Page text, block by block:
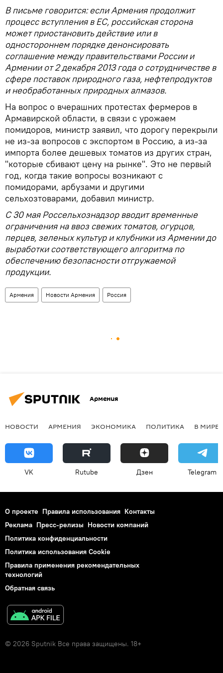
В письме говорится: если Армения продолжит
процесс вступления в ЕС, российская сторона
может приостановить действие или в
одностороннем порядке денонсировать
соглашение между правительствами России и
Армении от 2 декабря 2013 года о сотрудничестве в
сфере поставок природного газа, нефтепродуктов
и необработанных природных алмазов.
На вопрос о вчерашних протестах фермеров в
Армавирской области, в связи с урожаем
помидоров, министр заявил, что дорогу перекрыли
не из-за вопросов с экспортом в Россию, а из-за
импорта более дешевых томатов из других стран,
"которые сбивают цену на рынке". Это не первый
год, когда такие вопросы возникают с
помидорами, арбузами и другими
сельхозтоварами, добавил министр.
С 30 мая Россельхознадзор вводит временные
ограничения на ввоз свежих томатов, огурцов,
перцев, зеленых культур и клубники из Армении до
выработки соответствующего алгоритма по
обеспечению безопасности отгружаемой
продукции.
Армения Новости Армения Россия
Армения
НОВОСТИ АРМЕНИЯ ЭКОНОМИКА ПОЛИТИКА В МИРЕ
VK Rutube Дзен Telegram
О проекте Правила использования Контакты
Реклама Пресс-релизы Новости компаний
Политика конфиденциальности
Политика использования Cookie
Правила применения рекомендательных
технологий
Обратная связь
© 2026 Sputnik Все права защищены. 18+